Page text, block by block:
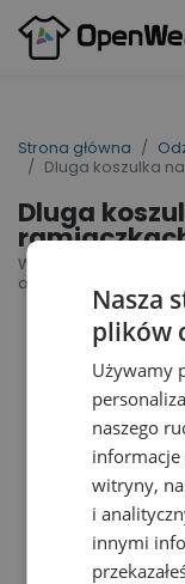
Strona główna
Dluga koszulka
Dluga
Women´s Stretch Vest
art. producenta: SK104
Nasza
plików
Używamy
naszego
informacje
witryny,
i
innymi